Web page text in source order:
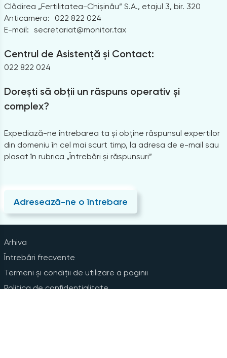
Clădirea „Fertilitatea-Chișinău” S.A., etajul 3, bir. 320
Anticamera:
022 822 024
E-mail: secretariat@monitor.tax
Centrul de Asistență și Contact:
022 822 024
Dorești să obții un răspuns operativ și
complex?
Expediază-ne întrebarea ta și obține răspunsul experților
din domeniu în cel mai scurt timp, la adresa de e-mail sau
plasat în rubrica „Întrebări și răspunsuri”
Adresează-ne o întrebare
Arhiva
Întrebări frecvente
Termeni și condiții de utilizare a paginii
Politica de confidențialitate